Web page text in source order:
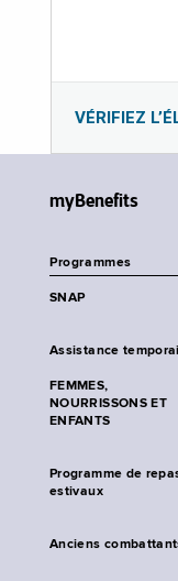
VÉRIFIEZ
myBenefits
Programmes
SNAP
Assistance
FEMMES,
NOURRISSONS ET
ENFANTS
Programme de
estivaux
Anciens